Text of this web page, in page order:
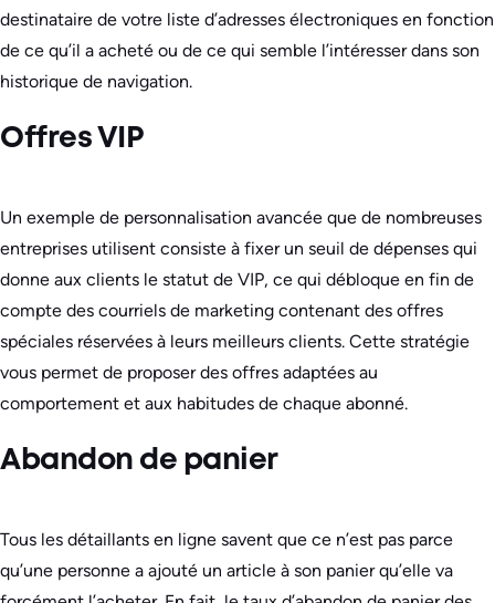
destinataire de votre liste d’adresses électroniques en fonction
de ce qu’il a acheté ou de ce qui semble l’intéresser dans son
historique de navigation.
Offres VIP
Un exemple de personnalisation avancée que de nombreuses
entreprises utilisent consiste à fixer un seuil de dépenses qui
donne aux clients le statut de VIP, ce qui débloque en fin de
compte des courriels de marketing contenant des offres
spéciales réservées à leurs meilleurs clients. Cette stratégie
vous permet de proposer des offres adaptées au
comportement et aux habitudes de chaque abonné.
Abandon de panier
Tous les détaillants en ligne savent que ce n’est pas parce
qu’une personne a ajouté un article à son panier qu’elle va